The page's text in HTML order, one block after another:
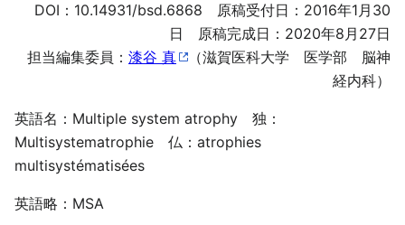
DOI： 10.14931/bsd.6868 原稿受付日：2016年1月30
日 原稿完成日：2020年8月27日
担当編集委員： 漆谷 真
（滋賀医科大学 医学部 脳神
経内科）
英語名：Multiple system atrophy 独：
Multisystematrophie 仏：atrophies
multisystématisées
英語略：MSA